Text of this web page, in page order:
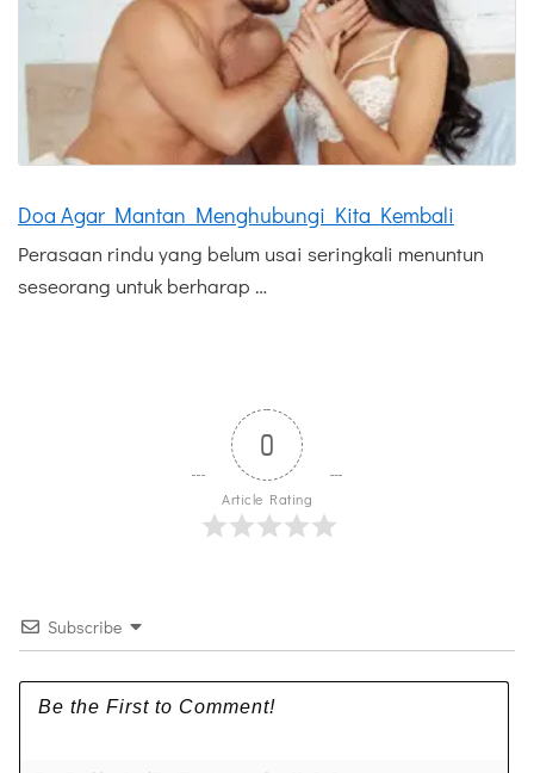
Doa Agar Mantan Menghubungi Kita Kembali
Perasaan rindu yang belum usai seringkali menuntun
seseorang untuk berharap …
0
Article Rating
Subscribe